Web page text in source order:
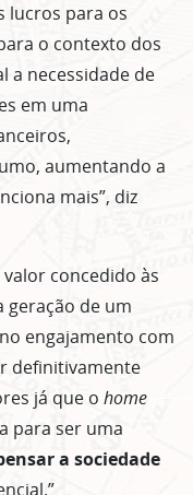
lucros para os
o contexto dos
a necessidade de
em uma
aumentando a
mais”, diz
concedido às
geração de um
engajamento com
definitivamente
já que o home
para ser uma
a sociedade